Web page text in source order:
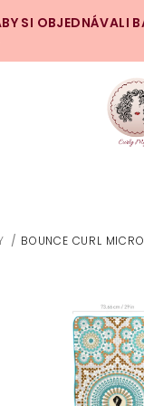
SI OBJEDNÁVALI
/ BOUNCE CURL